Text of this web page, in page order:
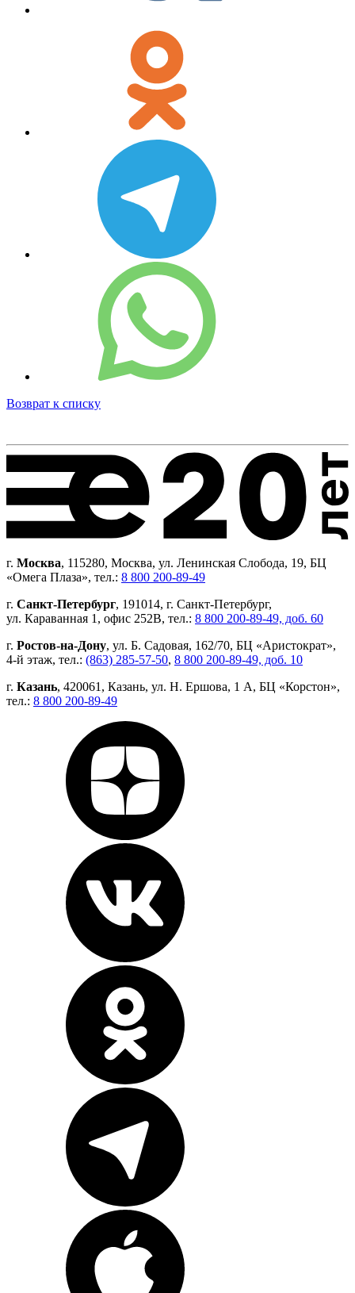
Возврат к списку
г. Москва, 115280, Москва, ул. Ленинская Слобода, 19, БЦ
«Омега Плаза», тел.: 8 800 200-89-49
г. Санкт-Петербург, 191014, г. Санкт-Петербург,
ул. Караванная 1, офис 252В, тел.: 8 800 200-89-49, доб. 60
г. Ростов-на-Дону, ул. Б. Садовая, 162/70, БЦ «Аристократ»,
4-й этаж, тел.: (863) 285-57-50, 8 800 200-89-49, доб. 10
г. Казань, 420061, Казань, ул. Н. Ершова, 1 А, БЦ «Корстон»,
тел.: 8 800 200-89-49